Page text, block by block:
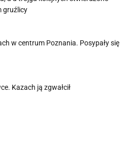
gruźlicy
w centrum Poznania. Posypały się
Kazach ją zgwałcił